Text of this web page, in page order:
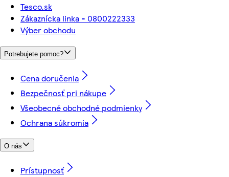
Tesco.sk
Zákaznícka linka - 0800222333
Výber obchodu
Potrebujete pomoc?
Cena doručenia
Bezpečnosť pri nákupe
Všeobecné obchodné podmienky
Ochrana súkromia
O nás
Prístupnosť